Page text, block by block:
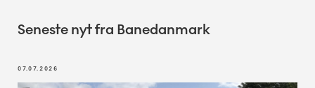
Seneste nyt fra Banedanmark
07.07.2026